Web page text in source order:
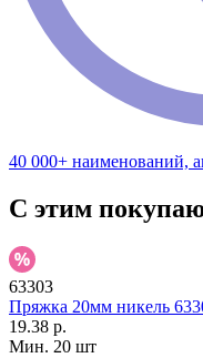
40 000+ наименований,
С этим
63303
Пряжка 20мм никель
19.38 р.
Мин. 20 шт